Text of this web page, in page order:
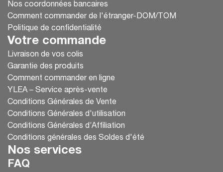
Nos coordonnées bancaires
Comment commander de l'étranger-DOM/TOM
Politique de confidentialité
Votre commande
Livraison de vos colis
Garantie des produits
Comment commander en ligne
YLEA – Service après-vente
Conditions Générales de Vente
Conditions Générales d'utilisation
Conditions Générales d’Affiliation
Conditions générales des Soldes d'été
Nos services
FAQ